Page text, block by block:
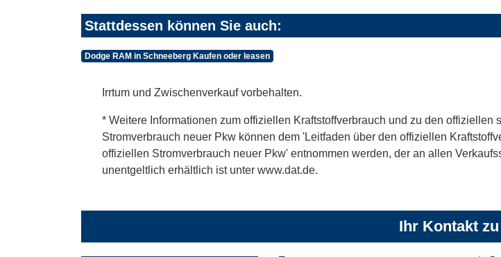
Stattdessen können Sie auch:
Dodge RAM in Schneeberg Kaufen oder leasen
Irrtum und Zwischenverkauf vorbehalten.
* Weitere Informationen zum offiziellen Kraftstoffverbrauch und zu den offiziellen
Stromverbrauch neuer Pkw können dem 'Leitfaden über den offiziellen
offiziellen Stromverbrauch neuer Pkw' entnommen werden, der an allen
unentgeltlich erhältlich ist unter www.dat.de.
Ihr Kontakt